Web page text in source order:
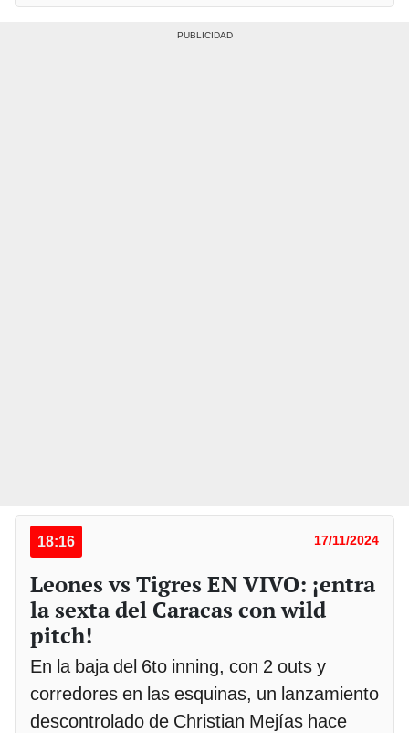
18:16 17/11/2024
Leones vs Tigres EN VIVO: ¡entra
la sexta del Caracas con wild
pitch!
En la baja del 6to inning, con 2 outs y
corredores en las esquinas, un lanzamiento
descontrolado de Christian Mejías hace